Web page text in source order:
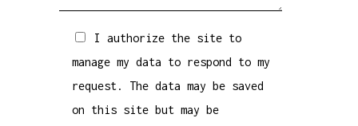
I authorize the site to
manage my data to respond to my
request. The data may be saved
on this site but may be